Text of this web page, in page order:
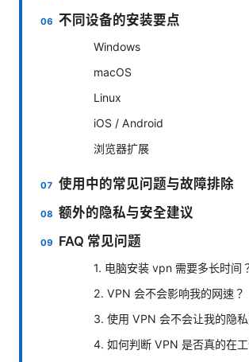
不同设备的安装要点
Windows
macOS
Linux
iOS / Android
浏览器扩展
使用中的常见问题与故障排除
额外的隐私与安全建议
FAQ 常见问题
1. 电脑安装 vpn 需要多长时间
2. VPN 会不会影响我的网速？
3. 使用 VPN 会不会让我的隐
4. 如何判断 VPN 是否真的在工